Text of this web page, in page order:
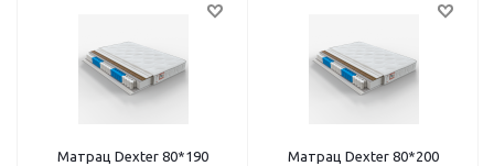
Матрац Dexter 80*190 Матрац Dexter 80*200